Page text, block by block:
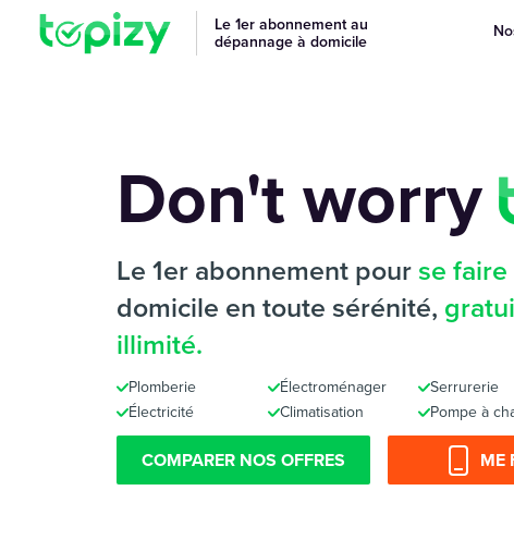
Le 1er abonnement au
dépannage à domicile
Don't worry
Le 1er abonnement pourse
domicile en toute sérénité,
illimité.
Plomberie Électroménager Serrurerie
Électricité
Climatisation Pompe à
COMPARER NOS OFFRES ME